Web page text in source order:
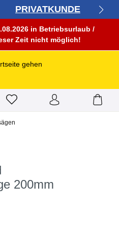
PRIVATKUNDE
in Betriebsurlaub /
Zeit nicht möglich!
200mm